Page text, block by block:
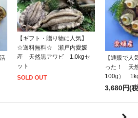
【ギフト・贈り物に人気】
☆送料無料☆ 瀬戸内愛媛
産 天然黒アワビ 1.0kgセ
ット
SOLD OUT
【通販で
った！ 天
100g）
3,680円(